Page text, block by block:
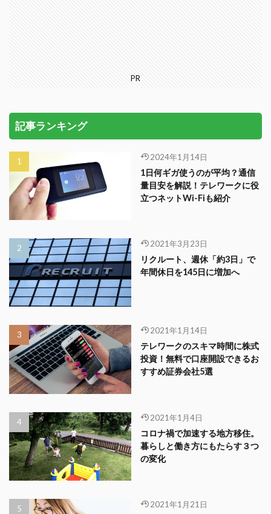
PR
記事ランキング
2024年1月14日
1日何ギガ使うのが平均？通信
量目安を解説！テレワークに役
立つネットWi-Fiも紹介
2021年3月23日
リクルート、週休「約3日」で
年間休日を145日に増加へ
2021年1月14日
テレワークのスキマ時間に株式
投資！無料で口座開設できるお
すすめ証券会社5選
2021年1月4日
コロナ禍で加速する地方移住。
暮らしと働き方にもたらす３つ
の変化
2021年1月21日